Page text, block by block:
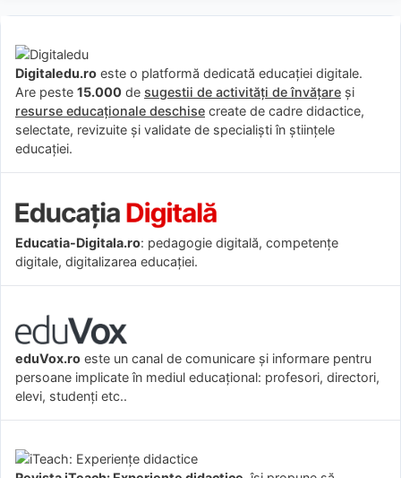
Digitaledu.ro este o platformă dedicată educației digitale.
Are peste 15.000 de sugestii de activități de învățare și
resurse educaționale deschise create de cadre didactice,
selectate, revizuite și validate de specialiști în științele
educației.
Educatia-Digitala.ro: pedagogie digitală, competențe
digitale, digitalizarea educației.
eduVox.ro este un canal de comunicare și informare pentru
persoane implicate în mediul educațional: profesori, directori,
elevi, studenți etc..